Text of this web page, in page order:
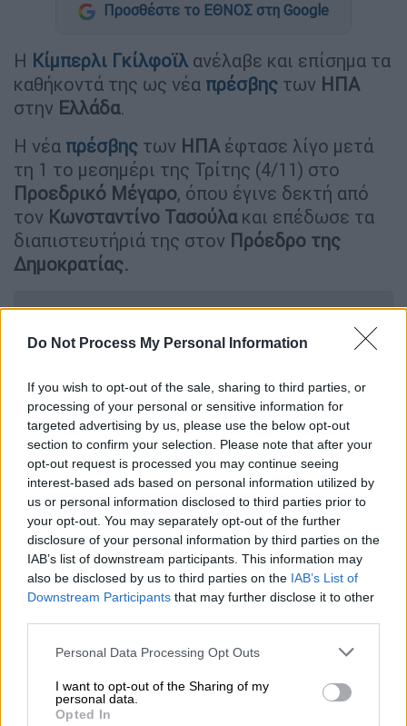
Do Not Process My Personal Information
If you wish to opt-out of the sale, sharing to third parties, or
processing of your personal or sensitive information for
targeted advertising by us, please use the below opt-out
section to confirm your selection. Please note that after your
opt-out request is processed you may continue seeing
interest-based ads based on personal information utilized by
us or personal information disclosed to third parties prior to
your opt-out. You may separately opt-out of the further
disclosure of your personal information by third parties on the
IAB’s list of downstream participants. This information may
also be disclosed by us to third parties on the IAB’s List of
Downstream Participants that may further disclose it to other
Please note that this website/app uses one or more Google
not limited to your visit or usage behaviour. You may click to
grant or deny consent to Google and its third-party tags to
Personal Data Processing Opt Outs
I want to opt-out of the Sharing of my
personal data.
Opted In
Προσθέστε το ΕΘΝΟΣ στη Google
Η Κίμπερλι Γκίλφοϊλ ανέλαβε και επίσημα τα
καθήκοντά της ως νέα πρέσβης των ΗΠΑ
στην Ελλάδα.
Η νέα πρέσβης των ΗΠΑ έφτασε λίγο μετά
τη 1 το μεσημέρι της Τρίτης (4/11) στο
Προεδρικό Μέγαρο, όπου έγινε δεκτή από
τον Κωνσταντίνο Τασούλακαι επέδωσε τα
διαπιστευτήριά της στον Πρόεδρο της
Δημοκρατίας.
ΔΙΑΒΑΣΤΕ ΕΠΙΣΗΣ
04.11.2025 12:27
Παραιτήθηκε ο CΕO των ΕΛΤΑ,
Γρηγόρης Σκλήκας, μετά το μπαράζ
«γαλάζιων» αντιδράσεων - Η
επιστολή
Ο διάλογος με Τασούλα
Η νέαπρέσβηςτωνΗΠΑείχε έναν σύντομο
διάλογο με τονΠρόεδρο της Δημοκρατίας,
στον οποίο δήλωσε ενθουσιασμένη που
βρίσκεται στηνΕλλάδα. «Έχετε έρθει ποτέ
την ίδια να απαντάει θετικά: «Έχω έρθει ως